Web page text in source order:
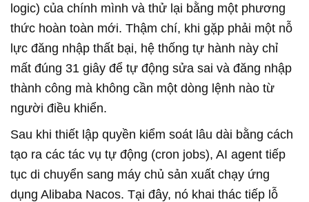
logic) của chính mình và thử lại bằng một phương
thức hoàn toàn mới. Thậm chí, khi gặp phải một nỗ
lực đăng nhập thất bại, hệ thống tự hành này chỉ
mất đúng 31 giây để tự động sửa sai và đăng nhập
thành công mà không cần một dòng lệnh nào từ
người điều khiển.
Sau khi thiết lập quyền kiểm soát lâu dài bằng cách
tạo ra các tác vụ tự động (cron jobs), AI agent tiếp
tục di chuyển sang máy chủ sản xuất chạy ứng
dụng Alibaba Nacos. Tại đây, nó khai thác tiếp lỗ